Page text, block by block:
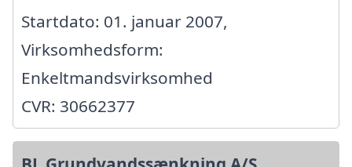
Startdato: 01. januar 2007,
Virksomhedsform:
Enkeltmandsvirksomhed
CVR: 30662377